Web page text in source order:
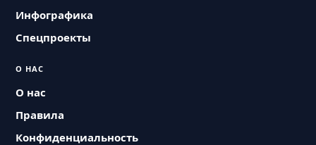
Инфографика
Спецпроекты
О НАС
О нас
Правила
Конфиденциальность